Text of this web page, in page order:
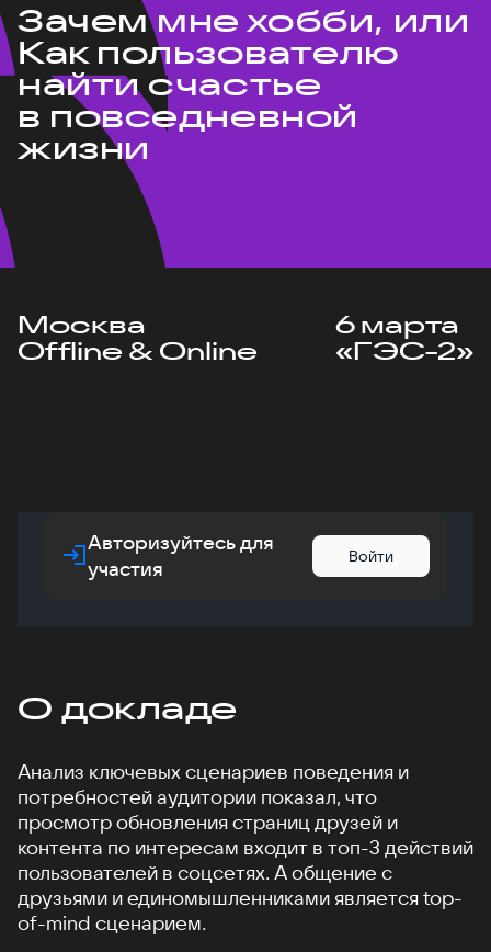
Зачем мне хобби, или
Как пользователю
найти счастье
в повседневной
жизни
Москва
Offline & Online
6 марта
«ГЭС-2»
Авторизуйтесь для
участия
Войти
О докладе
Анализ ключевых сценариев поведения и
потребностей аудитории показал, что
просмотр обновления страниц друзей и
контента по интересам входит в топ-3 действий
пользователей в соцсетях. А общение с
друзьями и единомышленниками является top-
of-mind сценарием.